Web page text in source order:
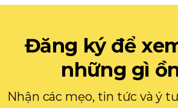
Đăng ký để
những gì
Nhận các mẹo, tin tức và ý